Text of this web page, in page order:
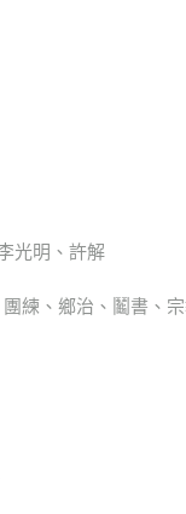
光明、許解
練、鄉治、鬮書、